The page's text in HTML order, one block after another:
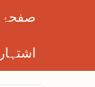
صفحۂ